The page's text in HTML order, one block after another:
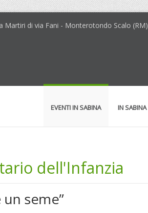
Martiri di via Fani - Monterotondo Scalo (RM)
EVENTI IN SABINA IN SABINA
dell'Infanzia
seme”